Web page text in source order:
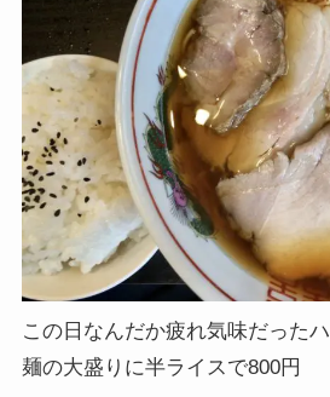
この日なんだか疲れ気味だった
麺の大盛りに半ライスで800円